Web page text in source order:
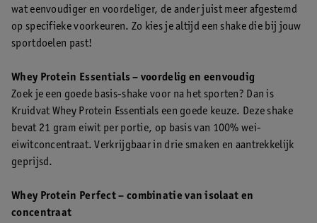
wat eenvoudiger en voordeliger, de ander juist meer afgestemd
op specifieke voorkeuren. Zo kies je altijd een shake die bij jouw
sportdoelen past!
Whey Protein Essentials – voordelig en eenvoudig
Zoek je een goede basis-shake voor na het sporten? Dan is
Kruidvat Whey Protein Essentials een goede keuze. Deze shake
bevat 21 gram eiwit per portie, op basis van 100% wei-
eiwitconcentraat. Verkrijgbaar in drie smaken en aantrekkelijk
geprijsd.
Whey Protein Perfect – combinatie van isolaat en
concentraat